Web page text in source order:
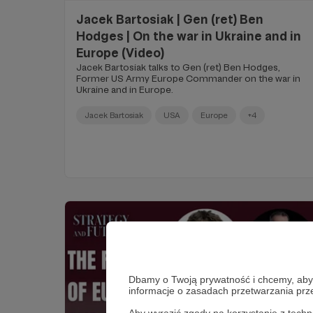
Dbamy o Twoją prywatność i chcemy,
informacje o zasadach przetwarzania
Jacek Bartosiak | Gen (ret) Ben
Hodges | On the war in Ukraine and in
Europe (Video)
Jacek Bartosiak talks to Gen (ret) Ben Hodges,
Former US Army Europe Commander on the war in
Ukraine and in Europe.
Jacek Bartosiak USA Europe +4